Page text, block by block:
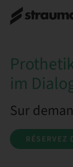
Prothetik und
Zahntechnik im
im
Sur
RÉSERVEZ